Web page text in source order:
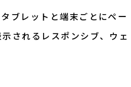
ブレットと端末ごとにペー
されるレスポンシブ、ウェ